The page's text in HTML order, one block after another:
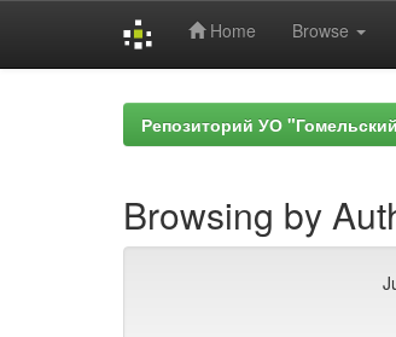
Home Browse
Репозиторий УО
Browsing by